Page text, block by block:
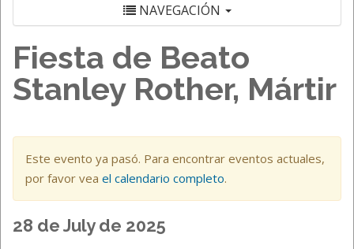
NAVEGACIÓN
Fiesta de Beato
Stanley Rother, Mártir
Este evento ya pasó. Para encontrar eventos actuales,
por favor vea el calendario completo.
28 de July de 2025